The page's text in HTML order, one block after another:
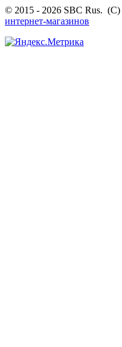
© 2015 - 2026 SBC Rus. (С)
интернет-магазинов